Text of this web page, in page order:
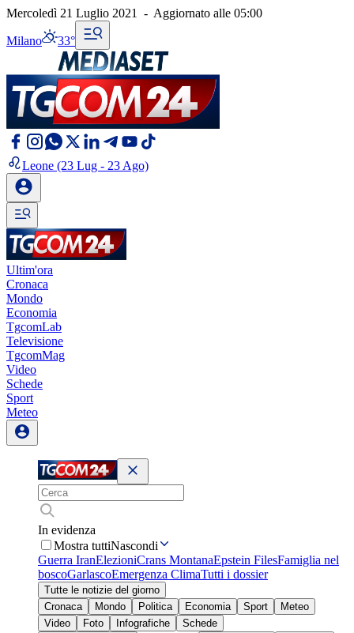
Mercoledì 21 Luglio 2021 - Aggiornato alle 05:00
Milano 33°
Leone (23 Lug - 23 Ago)
Ultim'ora
Cronaca
Mondo
Economia
TgcomLab
Televisione
TgcomMag
Video
Schede
Sport
Meteo
In evidenza
Mostra tuttiNascondi
Guerra IranElezioniCrans MontanaEpstein FilesFamiglia nel
boscoGarlascoEmergenza ClimaTutti i dossier
Tutte le notizie del giorno
Cronaca
Mondo Politica Economia Sport
Meteo
Video
Foto Infografiche
Schede